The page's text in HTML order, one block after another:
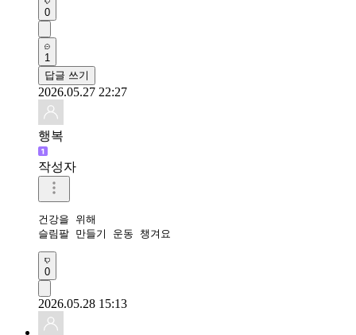
0
1
답글 쓰기
2026.05.27 22:27
행복
작성자
건강을 위해
슬림팔 만들기 운동 챙겨요
0
2026.05.28 15:13